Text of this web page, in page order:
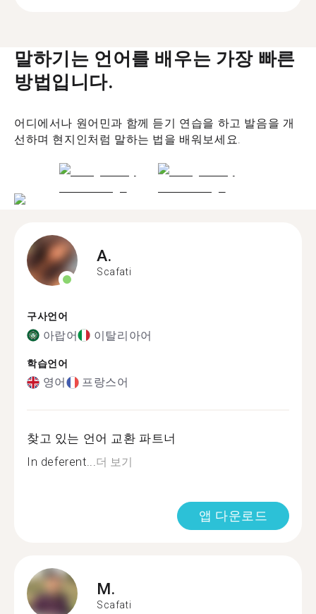
말하기는 언어를 배우는 가장 빠른
방법입니다.
어디에서나 원어민과 함께 듣기 연습을 하고 발음을 개
선하며 현지인처럼 말하는 법을 배워보세요.
A.
Scafati
구사언어
아랍어 이탈리아어
학습언어
영어 프랑스어
찾고 있는 언어 교환 파트너
In deferent...더 보기
앱 다운로드
M.
Scafati